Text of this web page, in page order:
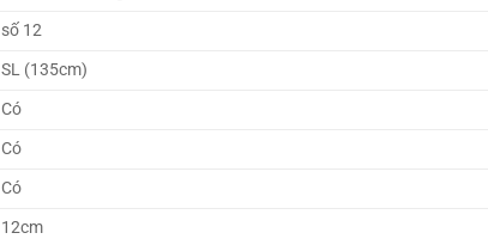
số 12
SL (135cm)
Có
Có
Có
12cm